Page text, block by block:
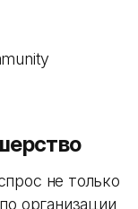
не только
организации